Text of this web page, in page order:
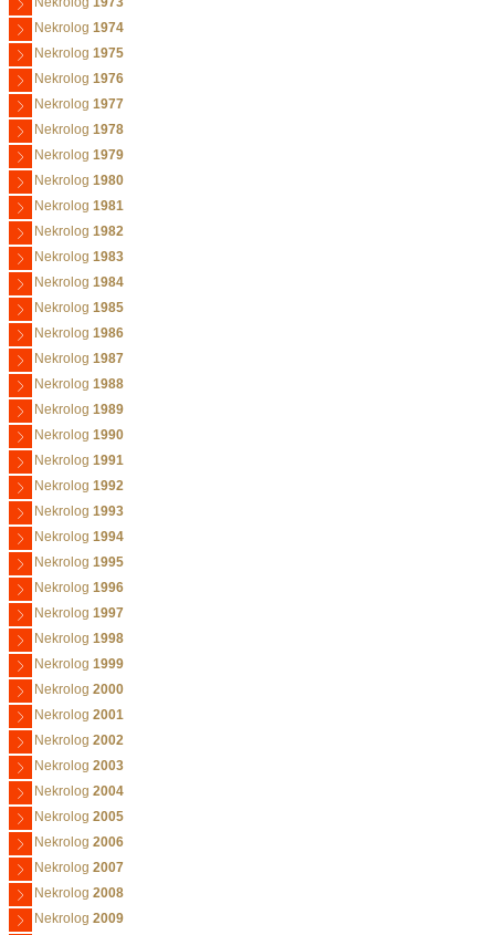
Nekrolog 1974
Nekrolog 1975
Nekrolog 1976
Nekrolog 1977
Nekrolog 1978
Nekrolog 1979
Nekrolog 1980
Nekrolog 1981
Nekrolog 1982
Nekrolog 1983
Nekrolog 1984
Nekrolog 1985
Nekrolog 1986
Nekrolog 1987
Nekrolog 1988
Nekrolog 1989
Nekrolog 1990
Nekrolog 1991
Nekrolog 1992
Nekrolog 1993
Nekrolog 1994
Nekrolog 1995
Nekrolog 1996
Nekrolog 1997
Nekrolog 1998
Nekrolog 1999
Nekrolog 2000
Nekrolog 2001
Nekrolog 2002
Nekrolog 2003
Nekrolog 2004
Nekrolog 2005
Nekrolog 2006
Nekrolog 2007
Nekrolog 2008
Nekrolog 2009